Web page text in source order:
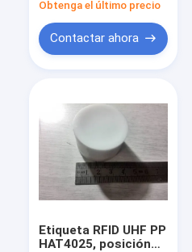
960MHz etiqueta de
neumático RFID uhf
de resorte
implantable para la
Obtenga el último precio
Contactar ahora
Etiqueta RFID UHF PP
HAT4025, posición